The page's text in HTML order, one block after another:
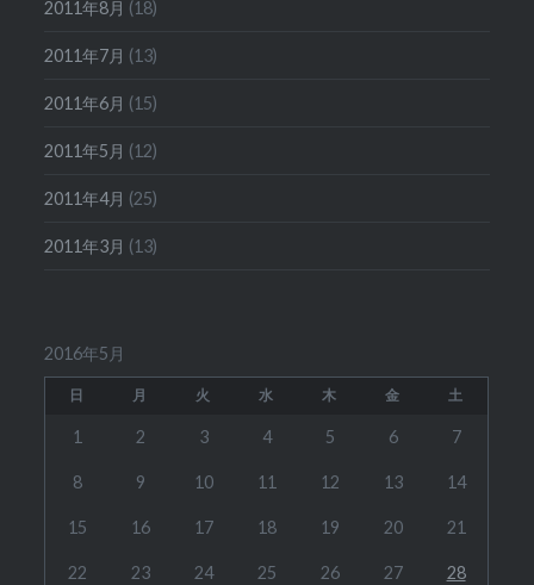
2011年8月 (18)
2011年7月 (13)
2011年6月 (15)
2011年5月 (12)
2011年4月 (25)
2011年3月 (13)
2016年5月
日 月 火 水 木 金 土
1 2 3 4 5 6 7
8 9 10 11 12 13 14
15 16 17 18 19 20 21
22 23 24 25 26 27 28